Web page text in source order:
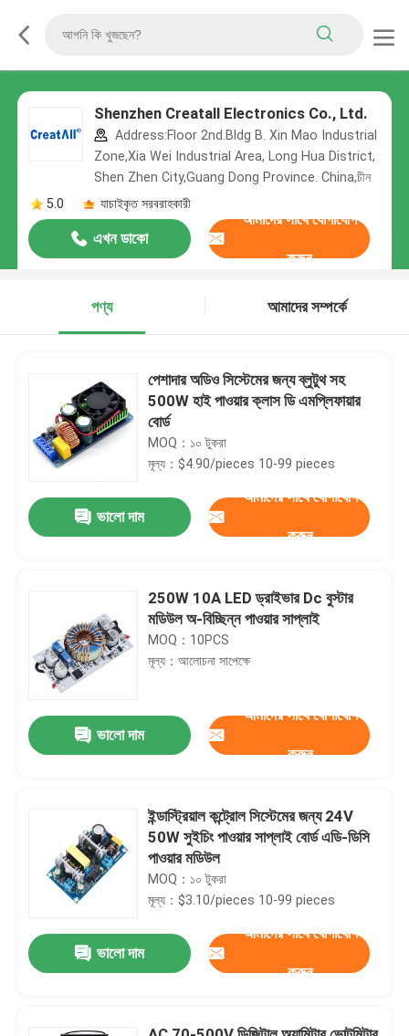
Shenzhen Creatall Electronics Co., Ltd.
Address:Floor 2nd.Bldg B. Xin Mao Industrial
Zone,Xia Wei Industrial Area, Long Hua District,
Shen Zhen City,Guang Dong Province. China,চীন
5.0
যাচাইকৃত সরবরাহকারী
এখন ডাকো
আমাদের সাথে যোগাযোগ
করুন
পণ্য আমাদের সম্পর্কে
পেশাদার অডিও সিস্টেমের জন্য ব্লুটুথ সহ
500W হাই পাওয়ার ক্লাস ডি এমপ্লিফায়ার
বোর্ড
MOQ：১০ টুকরা
মূল্য：$4.90/pieces 10-99 pieces
ভালো দাম
আমাদের সাথে যোগাযোগ
করুন
250W 10A LED ড্রাইভার Dc বুস্টার
মডিউল অ-বিচ্ছিন্ন পাওয়ার সাপ্লাই
MOQ：10PCS
মূল্য：আলোচনা সাপেক্ষে
ভালো দাম
আমাদের সাথে যোগাযোগ
করুন
ইন্ডাস্ট্রিয়াল কন্ট্রোল সিস্টেমের জন্য 24V
50W সুইচিং পাওয়ার সাপ্লাই বোর্ড এডি-ডিসি
পাওয়ার মডিউল
MOQ：১০ টুকরা
মূল্য：$3.10/pieces 10-99 pieces
ভালো দাম
আমাদের সাথে যোগাযোগ
করুন